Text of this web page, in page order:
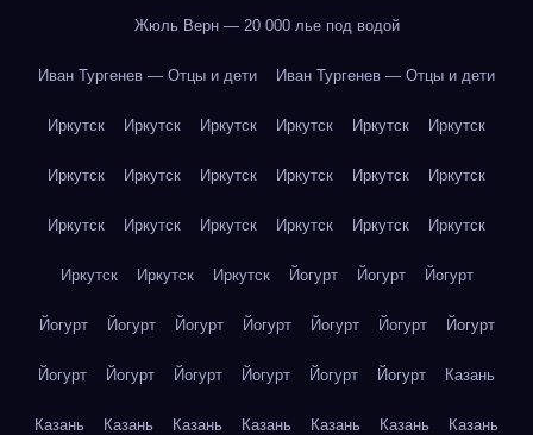
Жюль Верн — 20 000 лье под водой
Иван Тургенев — Отцы и дети Иван Тургенев — Отцы и дети
Иркутск Иркутск Иркутск Иркутск Иркутск Иркутск
Иркутск Иркутск Иркутск Иркутск Иркутск Иркутск
Иркутск Иркутск Иркутск Иркутск Иркутск Иркутск
Иркутск Иркутск Иркутск Йогурт Йогурт Йогурт
Йогурт Йогурт Йогурт Йогурт Йогурт Йогурт Йогурт
Йогурт Йогурт Йогурт Йогурт Йогурт Йогурт Казань
Казань Казань Казань Казань Казань Казань Казань